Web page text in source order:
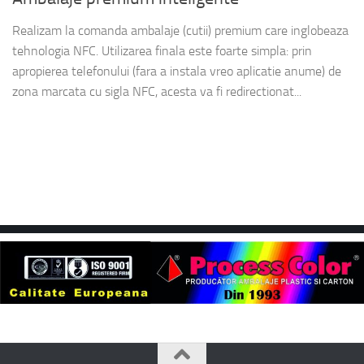
Realizam la comanda ambalaje (cutii) premium care inglobeaza
tehnologia NFC. Utilizarea finala este foarte simpla: prin
apropierea telefonului (fara a instala vreo aplicatie anume) de
zona marcata cu sigla NFC, acesta va fi redirectionat...